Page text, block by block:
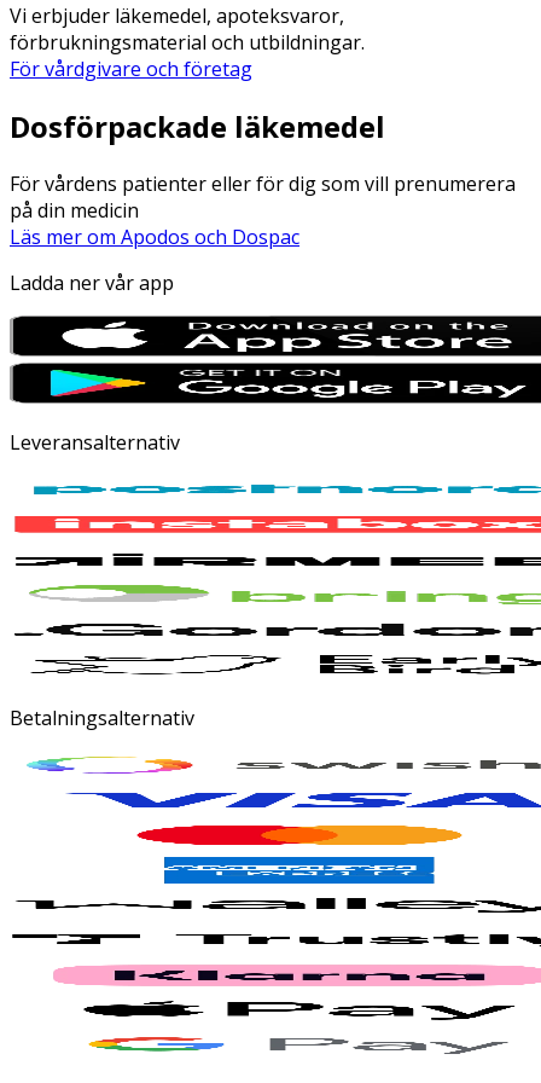
Vi erbjuder läkemedel, apoteksvaror,
förbrukningsmaterial och utbildningar.
För vårdgivare och företag
Dosförpackade läkemedel
För vårdens patienter eller för dig som vill prenumerera
på din medicin
Läs mer om Apodos och Dospac
Ladda ner vår app
Leveransalternativ
Betalningsalternativ